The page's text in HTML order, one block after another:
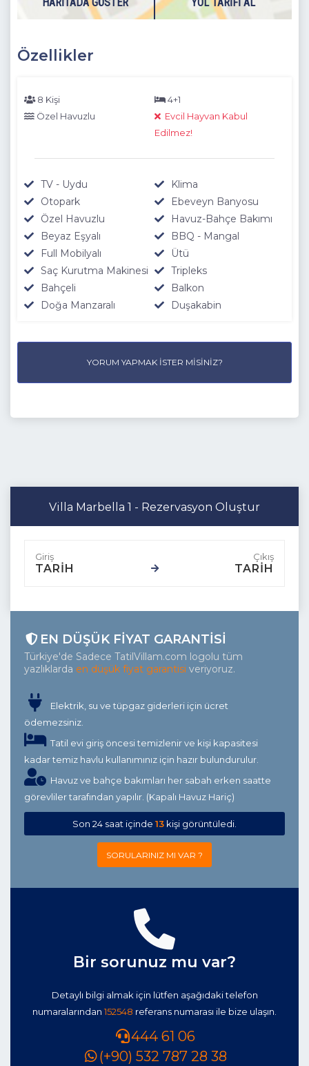
masası, Klima, Banyo bulunmaktadır.
(1.Katta)
Not: Bu villamızda depozito ücreti 5000 TL' dir. Villa çıkışında
yapılacak olan kontrollerde herhangi bir zarar / hasar
Dışarıdaki havuzlarımız 1 Kasım - 30 Nisan tarihlerinde hava
şartlarından dolayı kullanıma kapatılmasından dolayı
boşaltılmaktadır.
HARITADA GÖSTER YOL TARIFI AL
Özellikler
8 Kişi
4+1
Özel Havuzlu
Evcil Hayvan Kabul
Edilmez!
TV - Uydu
Klima
Otopark
Ebeveyn Banyosu
Özel Havuzlu
Havuz-Bahçe Bakımı
Beyaz Eşyalı
BBQ - Mangal
Full Mobilyalı
Ütü
Saç Kurutma Makinesi
Tripleks
Bahçeli
Balkon
Doğa Manzaralı
Duşakabin
YORUM YAPMAK İSTER MISINIZ?
Villa Marbella 1 - Rezervasyon Oluştur
TARİH TARİH
EN DÜŞÜK FIYAT GARANTISI
Türkiye'de Sadece TatilVillam.com logolu tüm
yazlıklarda en düşük fiyat garantisi veriyoruz.
Elektrik, su ve tüpgaz giderleri için ücret
ödemezsiniz.
Tatil evi giriş öncesi temizlenir ve kişi kapasitesi
kadar temiz havlu kullanımınız için hazır bulundurulur.
Havuz ve bahçe bakımları her sabah erken saatte
görevliler tarafından yapılır. (Kapalı Havuz Hariç)
Son 24 saat içinde 13 kişi görüntüledi.
SORULARINIZ MI VAR ?
Bir sorunuz mu var?
Detaylı bilgi almak için lütfen aşağıdaki telefon
numaralarından152548 referans numarası ile bize ulaşın.
444 61 06
(+90) 532 787 28 38